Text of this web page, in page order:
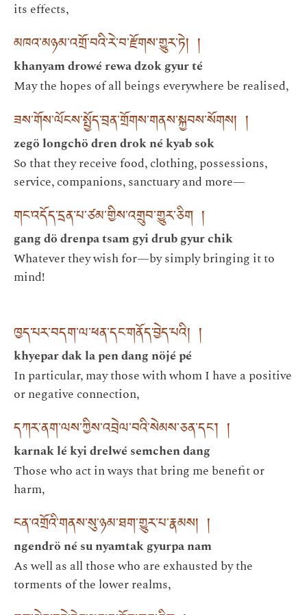
its effects,
མཁའ་མཉམ་འགྲོ་བའི་རེ་བ་རྫོགས་གྱུར་ཏེ། །
khanyam drowé rewa dzok gyur té
May the hopes of all beings everywhere be realised,
ཟས་གོས་ལོངས་སྤྱོད་བྲན་གྲོགས་གནས་སྐྱབས་སོགས། །
zegö longchö dren drok né kyab sok
So that they receive food, clothing, possessions,
service, companions, sanctuary and more—
གང་འདོད་དྲན་པ་ཙམ་གྱིས་འགྲུབ་གྱུར་ཅིག །
gang dö drenpa tsam gyi drub gyur chik
Whatever they wish for—by simply bringing it to
mind!
ཁྱད་པར་བདག་ལ་ཕན་དང་གནོད་བྱེད་པའི། །
khyepar dak la pen dang nöjé pé
In particular, may those with whom I have a positive
or negative connection,
དཀར་ནག་ལས་ཀྱིས་འབྲེལ་བའི་སེམས་ཅན་དང་། །
karnak lé kyi drelwé semchen dang
Those who act in ways that bring me benefit or
harm,
ངན་འགྲོའི་གནས་སུ་ཉམ་ཐག་གྱུར་པ་རྣམས། །
ngendrö né su nyamtak gyurpa nam
As well as all those who are exhausted by the
torments of the lower realms,